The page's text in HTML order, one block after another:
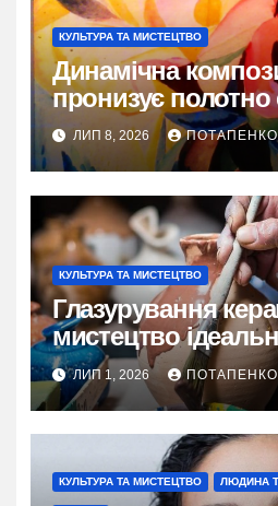
КУЛЬТУРА ТА МИСТЕЦТВО
Динамічна
пронизує полотно
ЛИП 8, 2026
КУЛЬТУРА ТА МИСТЕЦТВО
Глазурування
мистецтво
для ваших виробів
ЛИП 1, 2026
КУЛЬТУРА ТА МИСТЕЦТВО ЛЮДИНА